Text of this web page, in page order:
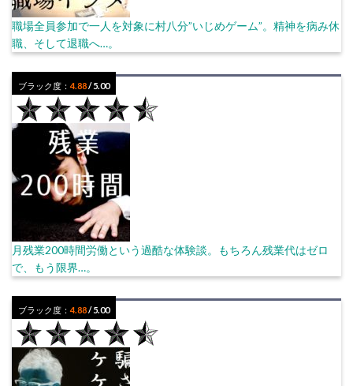
職場全員参加で一人を対象に村八分”いじめゲーム”。精神を病み休
職、そして退職へ…。
ブラック度：4.88/ 5.00
月残業200時間労働という過酷な体験談。もちろん残業代はゼロ
で、もう限界…。
ブラック度：4.88/ 5.00